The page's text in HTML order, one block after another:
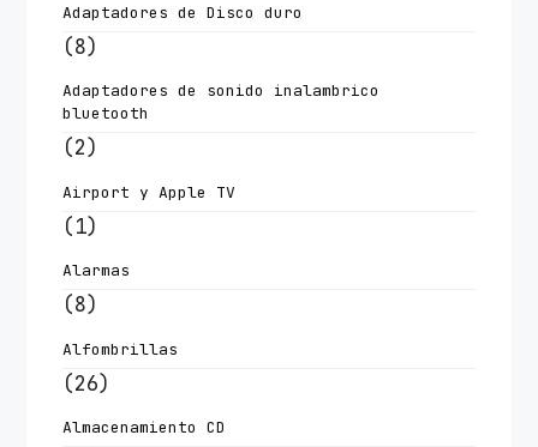
Adaptadores de Disco duro
(8)
Adaptadores de sonido inalambrico
bluetooth
(2)
Airport y Apple TV
(1)
Alarmas
(8)
Alfombrillas
(26)
Almacenamiento CD